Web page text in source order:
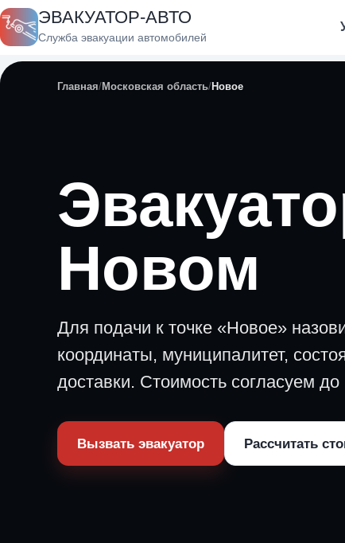
ЭВАКУАТОР-АВТО
Служба эвакуации автомобилей
Главная Московская область Новое
Новом
Для подачи к точке «Новое»
координаты, муниципалитет,
доставки. Стоимость согласуем
Вызвать эвакуатор Рассчитать